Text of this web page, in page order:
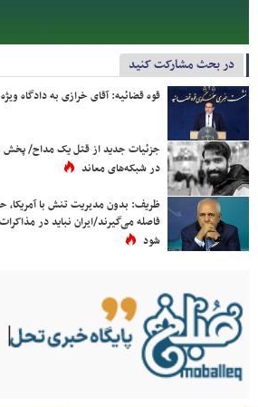
در بحث مشارکت کنید
قوه قضائیه: آقای خرازی به دادگاه
جزئیات جدید از قتل یک مداح/ پخش
در شبکه‌های معاند
ظریف: بدون مدیریت تنش با آمریکا،
فاصله می‌گیرند/ایران نباید در
شود